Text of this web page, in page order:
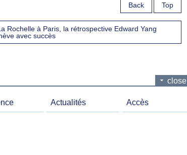
Back Top
Rochelle à Paris, la rétrospective Edward Yang
avec succès
close
Actualités Accès